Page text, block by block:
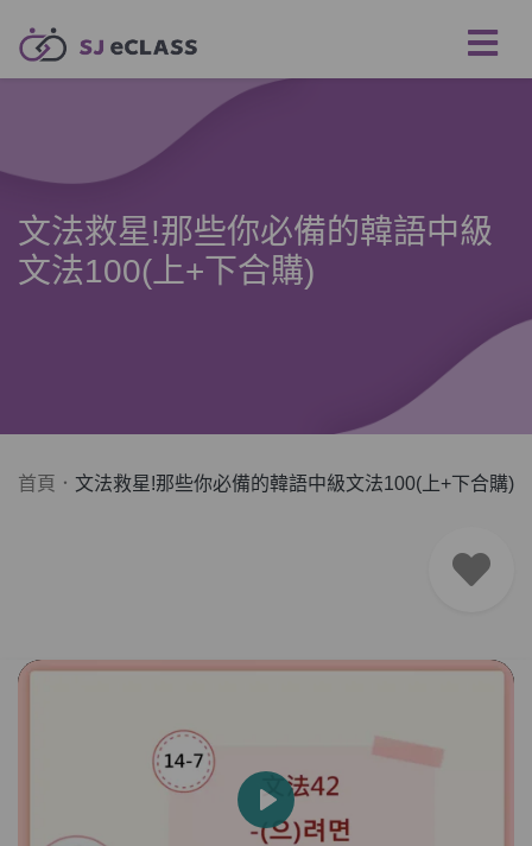
文法救星!那些你必備的韓語中級
文法100(上+下合購)
首頁 文法救星!那些你必備的韓語中級文法100(上+下合購)
播